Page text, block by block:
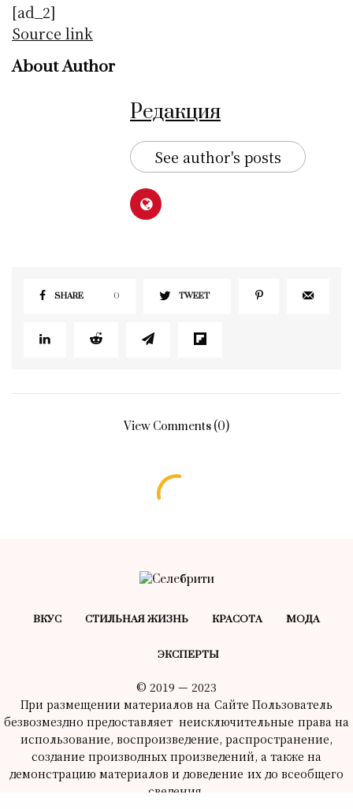
[ad_2]
Source link
About Author
Редакция
See author's posts
SHARE 0 TWEET
View Comments (0)
которые разрушат вашу карьеру
29.09.2024